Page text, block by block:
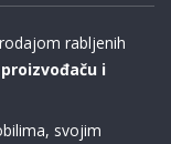
rabljenih
i
svojim